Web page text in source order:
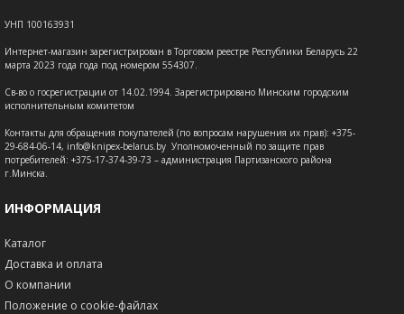
УНП 100163931
Интернет-магазин зарегистрирован в Торговом реестре Республики Беларусь 22
марта 2023 года года под номером 554307.
Св-во о госрегистрации от 14.02.1994. Зарегистрировано Минским городским
исполнительным комитетом
Контакты для обращения покупателей (по вопросам нарушения их прав): +375-
29-684-06-14, info@knipex-belarus.by Уполномоченный по защите прав
потребителей: +375-17-374-39-73 – администрация Партизанского района
г.Минска.
ИНФОРМАЦИЯ
Каталог
Доставка и оплата
О компании
Положение о cookie-файлах